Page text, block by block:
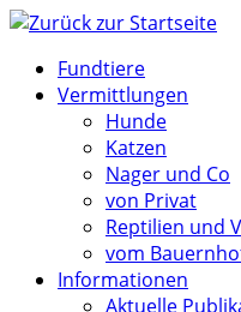
Zum
springenFundtiere
Vermittlungen
Hunde
Katzen
Nager und Co
von Privat
Reptilien und
vom
Informationen
Aktuelle